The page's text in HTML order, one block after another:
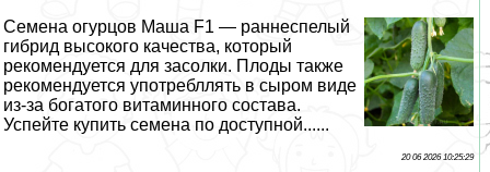
Семена огурцов Маша F1 — раннеспелый
гибрид высокого качества, который
рекомендуется для засолки. Плоды также
рекомендуется употрeбллять в сыром виде
из-за богатого витаминного состава.
Успейте купить семена по доступной......
20 06 2026 10:25:29